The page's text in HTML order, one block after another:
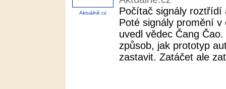
Aktuálně.cz
Počítač signály roztřídí
Poté signály promění
uvedl vědec Čang
způsob, jak prototyp
zastavit. Zatáčet ale